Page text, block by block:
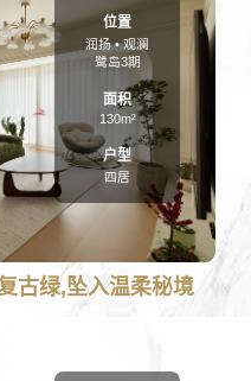
位置
润扬 • 观澜
鹭岛3期
面积
130m²
户型
四居
古绿,坠入温柔秘境
装修更无忧
花多少钱